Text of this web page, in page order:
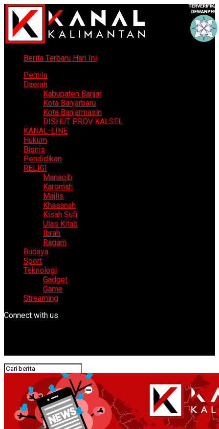
Berita Terbaru Hari Ini
Pemilu
Daerah
Kabupaten Banjar
Kota Banjarbaru
Kota Banjarmasin
DISHUT PROV KALSEL
KANAL-LINE
Hukum
Bisnis
Pendidikan
RELIGI
Manaqib
Karomah
Majlis
Khasanah
Kisah Sufi
Ulas Kitab
Ibrah
Ragam
Budaya
Sport
Teknologi
Gadget
Game
Streaming
Connect with us